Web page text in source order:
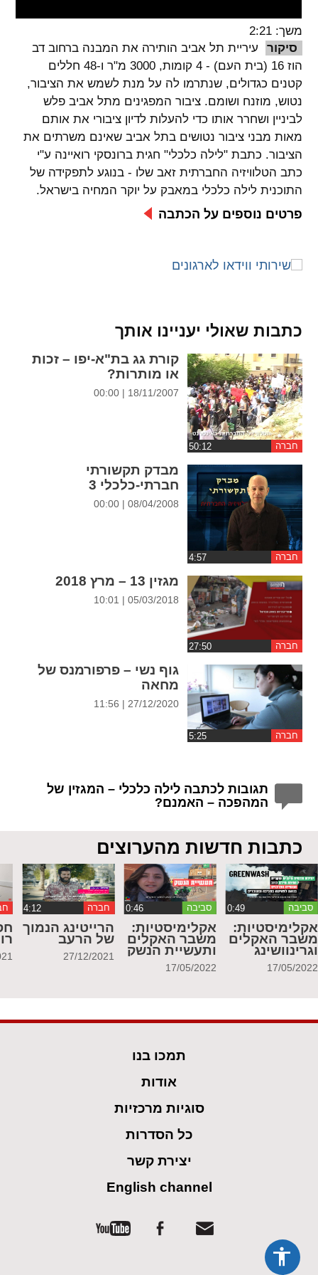
ניגודיות צבעים
brightness_high
ניגודיות בהירה
brightness_low
ניגודיות כהה
קישורים
cached
ההגדרות
משך: 2:21
סיקור
עיריית תל אביב הותירה את המבנה ברחוב דב
הוז 16 (בית העם) - 4 קומות, 3000 מ"ר ו-48 חללים
קטנים כגדולים, שנתרמו לה על מנת לשמש את הציבור,
נטוש, מוזנח ושומם. ציבור המפגינים מתל אביב פלש
לביניין ושחרר אותו כדי להעלות לדיון ציבורי את אותם
מאות מבני ציבור נטושים בתל אביב שאינם משרתים את
הציבור. כתבת "לילה כלכלי" חגית ברונסקי רואיינה ע"י
כתב הטלוויזיה החברתית זאב שלו - בנוגע לתפקידה של
התוכנית לילה כלכלי במאבק על יוקר המחיה בישראל.
פרטים נוספים על הכתבה
כתבות שאולי יעניינו אותך
חברה
קורת גג בת"א-יפו – זכות
או מותרות?
18/11/2007 | 00:00
חברה
מבדק תקשורתי
חברתי-כלכלי 3
08/04/2008 | 00:00
חברה
מגזין 13 – מרץ 2018
05/03/2018 | 10:01
חברה
גוף נשי – פרפורמנס של
מחאה
27/12/2020 | 11:56
תגובות לכתבה לילה כלכלי – המגזין של
המהפכה – האמנם?
כתבות חדשות מהערוצים
סביבה
אקלימיסטיות:
משבר האקלים
וגרינוושינג
17/05/2022
סביבה ‏0:46
אקלימיסטיות:
משבר האקלים
ותעשיית הנשק
17/05/2022
חברה
הרייטינג הנמוך
של הרעב
27/12/2021
תמכו בנו
אודות
סוגיות מרכזיות
כל הסדרות
יצירת קשר
English channel